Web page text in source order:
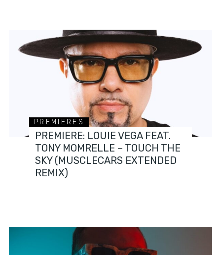
PREMIERES
PREMIERE: LOUIE VEGA FEAT.
TONY MOMRELLE – TOUCH THE
SKY (MUSCLECARS EXTENDED
REMIX)